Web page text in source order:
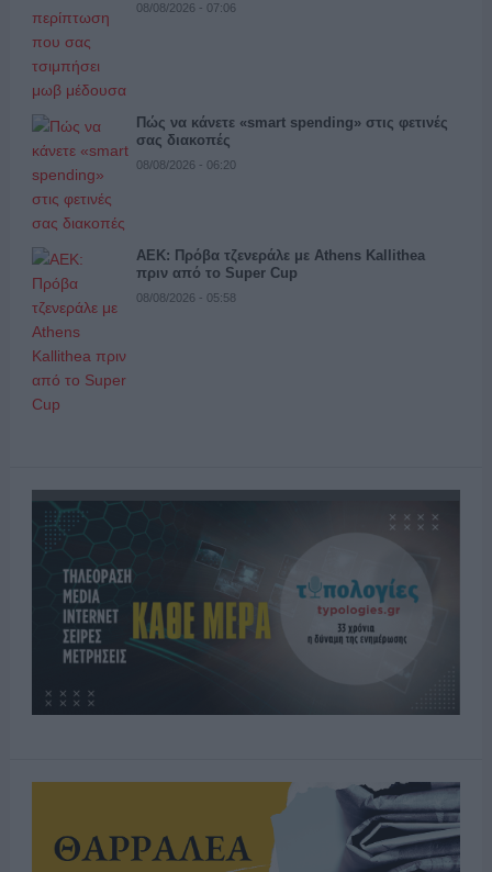
08/08/2026 - 07:06
Πώς να κάνετε «smart spending» στις φετινές
σας διακοπές
08/08/2026 - 06:20
ΑΕΚ: Πρόβα τζενεράλε με Athens Kallithea
πριν από το Super Cup
08/08/2026 - 05:58